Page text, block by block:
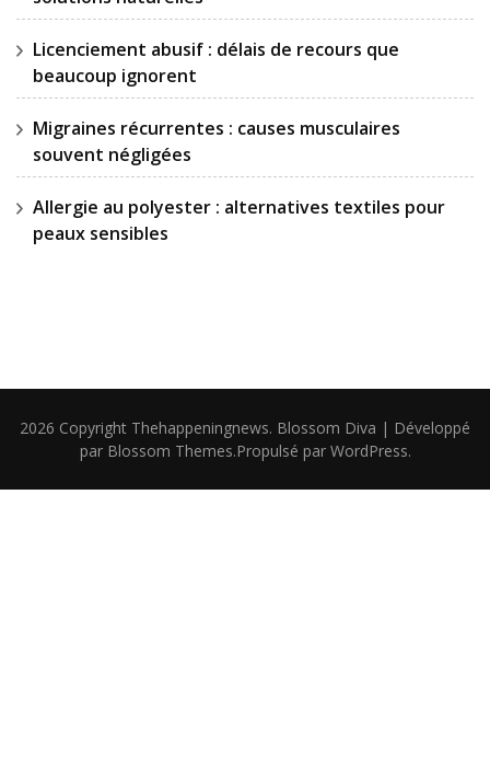
Licenciement abusif : délais de recours que
beaucoup ignorent
Migraines récurrentes : causes musculaires
souvent négligées
Allergie au polyester : alternatives textiles pour
peaux sensibles
2026 Copyright Thehappeningnews. Blossom Diva | Développé
par Blossom Themes.Propulsé par WordPress.